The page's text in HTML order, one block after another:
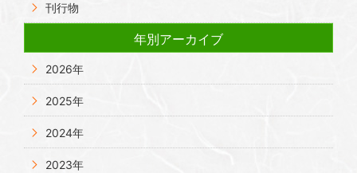
刊行物
年別アーカイブ
2026年
2025年
2024年
2023年